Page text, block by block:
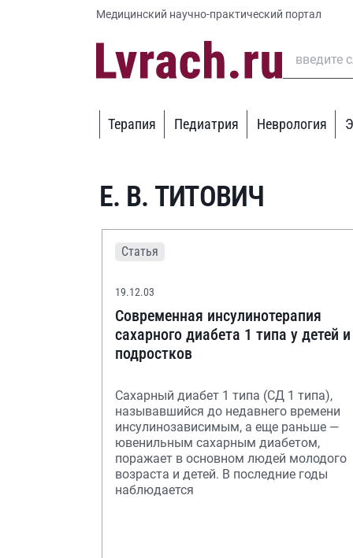
Медицинский научно-практический портал
Терапия Педиатрия Неврология
Е. В. ТИТОВИЧ
Статья
19.12.03
Современная инсулинотерапия
сахарного диабета 1 типа у детей и
подростков
Сахарный диабет 1 типа (СД 1 типа),
называвшийся до недавнего времени
инсулинозависимым, а еще раньше —
ювенильным сахарным диабетом,
поражает в основном людей молодого
возраста и детей. В последние годы
наблюдается